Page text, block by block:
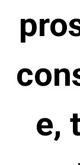
e,